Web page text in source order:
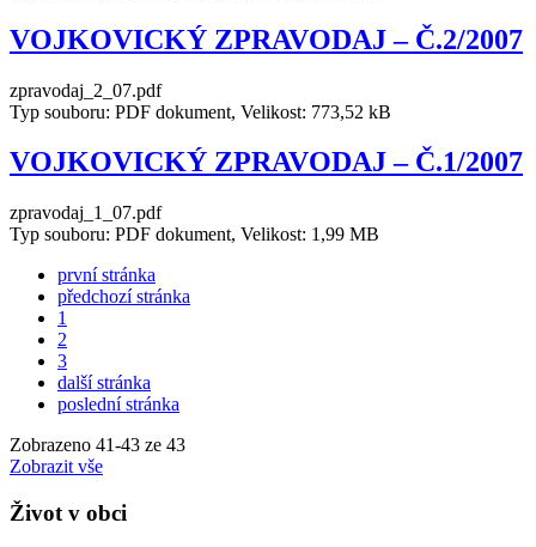
VOJKOVICKÝ ZPRAVODAJ – Č.2/2007
zpravodaj_2_07.pdf
Typ souboru: PDF dokument, Velikost: 773,52 kB
VOJKOVICKÝ ZPRAVODAJ – Č.1/2007
zpravodaj_1_07.pdf
Typ souboru: PDF dokument, Velikost: 1,99 MB
první stránka
předchozí stránka
1
2
3
další stránka
poslední stránka
Zobrazeno 41-43 ze 43
Zobrazit vše
Život v obci